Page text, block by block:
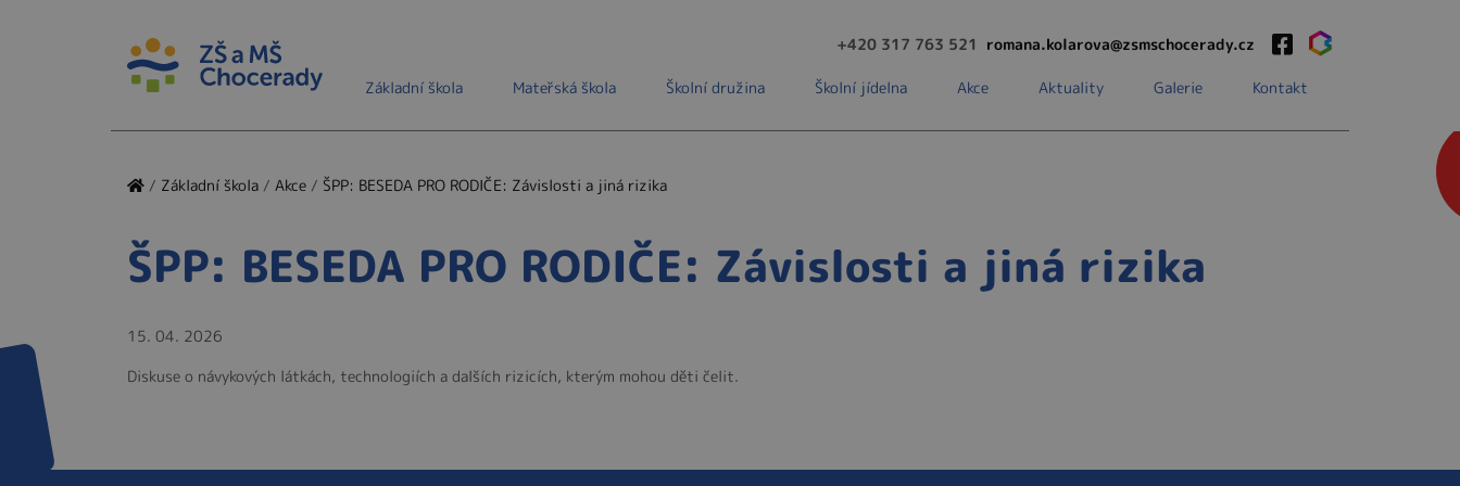
+420 317 763 521 romana.kolarova@zsmschocerady.cz
Základní škola Mateřská škola Školní družina Školní jídelna Akce Aktuality Galerie Kontakt
/ Základní škola / Akce / ŠPP: BESEDA PRO RODIČE: Závislosti a jiná rizika
ŠPP: BESEDA PRO RODIČE: Závislosti a jiná rizika
15. 04. 2026
Diskuse o návykových látkách, technologiích a dalších rizicích, kterým mohou děti čelit.